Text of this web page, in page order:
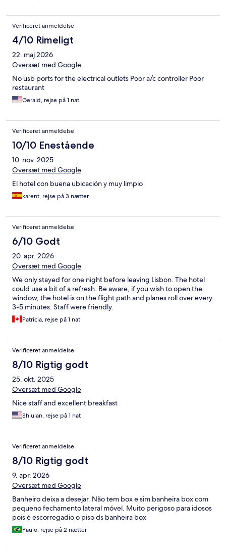
Verificeret anmeldelse
4/10 Rimeligt
22. maj 2026
Oversæt med Google
No usb ports for the electrical outlets Poor a/c controller Poor
restaurant
Gerald, rejse på 1 nat
Verificeret anmeldelse
10/10 Enestående
10. nov. 2025
Oversæt med Google
El hotel con buena ubicación y muy limpio
karent, rejse på 3 nætter
Verificeret anmeldelse
6/10 Godt
20. apr. 2026
Oversæt med Google
We only stayed for one night before leaving Lisbon. The hotel
could use a bit of a refresh. Be aware, if you wish to open the
window, the hotel is on the flight path and planes roll over every
3-5 minutes. Staff were friendly.
Patricia, rejse på 1 nat
Verificeret anmeldelse
8/10 Rigtig godt
25. okt. 2025
Oversæt med Google
Nice staff and excellent breakfast
Shiulan, rejse på 1 nat
Verificeret anmeldelse
8/10 Rigtig godt
9. apr. 2026
Oversæt med Google
Banheiro deixa a desejar. Não tem box e sim banheira box com
pequeno fechamento lateral móvel. Muito perigoso para idosos
pois é escorregadio o piso ds banheira box
Paulo, rejse på 2 nætter